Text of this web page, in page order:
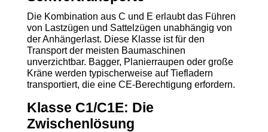
Die Kombination aus C und E erlaubt das Führen
von Lastzügen und Sattelzügen unabhängig von
der Anhängerlast. Diese Klasse ist für den
Transport der meisten Baumaschinen
unverzichtbar. Bagger, Planierraupen oder große
Kräne werden typischerweise auf Tiefladern
transportiert, die eine CE-Berechtigung erfordern.
Klasse C1/C1E: Die
Zwischenlösung